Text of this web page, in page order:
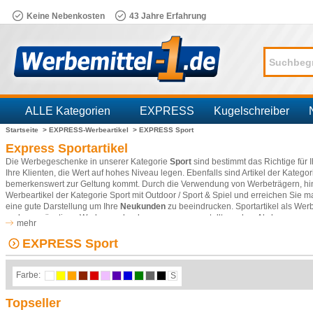
Keine Nebenkosten 43 Jahre Erfahrung
ALLE Kategorien EXPRESS Kugelschreiber
Startseite > EXPRESS-Werbeartikel > EXPRESS Sport
Express Sportartikel
Die Werbegeschenke in unserer Kategorie Sport sind bestimmt das Richtige für
Ihre Klienten, die Wert auf hohes Niveau legen. Ebenfalls sind Artikel der
bemerkenswert zur Geltung kommt. Durch die Verwendung von Werbeträgern,
Werbeartikel der Kategorie Sport mitOutdoor / Sport & Spiel und erreichen Sie
eine gute Darstellung um Ihre Neukunden zu beeindrucken. Sportartikel als
anderen günstigen Werbegeschenken zusammengestellt werden. Als
Ereignissen genutzt werden können und dementsprechend für jede
ausgezeichnet platzierte Kundenwerbung. Mit Ihrer Werbung versehen,
Werbeprodukten, die mit Ihrem Motiv veredelt werden können.
mehr
EXPRESS Sport
Farbe: S
Topseller